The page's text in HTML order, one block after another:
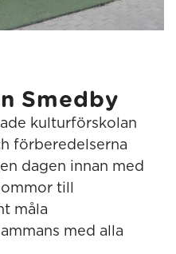
Smedby
kulturförskolan
förberedelserna
dagen innan med
till
måla
med alla